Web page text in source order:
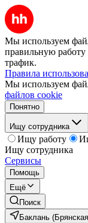
Мы используем
правильную работу
трафик.
Правила
Мы используем
файлов cookie
Понятно
Ищу сотрудника
Ищу работу
Ищу сотрудника
Сервисы
Помощь
Ещё
Поиск
Баклань